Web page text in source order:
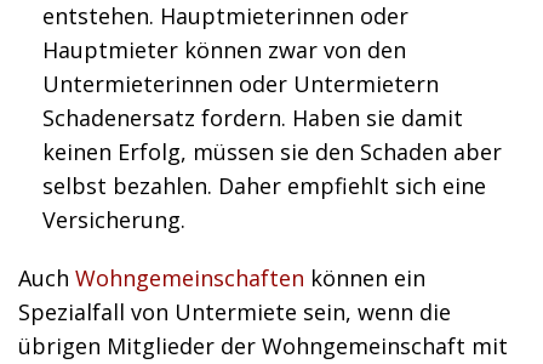
entstehen. Hauptmieterinnen oder
Hauptmieter können zwar von den
Untermieterinnen oder Untermietern
Schadenersatz fordern. Haben sie damit
keinen Erfolg, müssen sie den Schaden aber
selbst bezahlen. Daher empfiehlt sich eine
Versicherung.
Auch Wohngemeinschaften können ein
Spezialfall von Untermiete sein, wenn die
übrigen Mitglieder der Wohngemeinschaft mit